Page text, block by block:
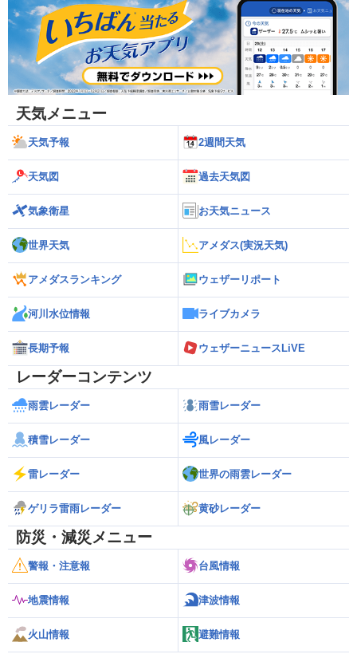
天気メニュー
天気予報 2週間天気
天気図 過去天気図
気象衛星 お天気ニュース
世界天気 アメダス(実況天気)
アメダスランキング ウェザーリポート
河川水位情報 ライブカメラ
長期予報 ウェザーニュースLiVE
レーダーコンテンツ
雨雲レーダー 雨雪レーダー
積雪レーダー 風レーダー
雷レーダー 世界の雨雲レーダー
ゲリラ雷雨レーダー 黄砂レーダー
防災・減災メニュー
警報・注意報 台風情報
地震情報 津波情報
火山情報 避難情報